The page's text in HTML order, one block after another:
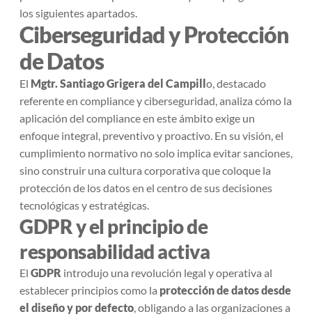
los siguientes apartados.
Ciberseguridad y Protección
de Datos
El Mgtr. Santiago Grigera del Campillo, destacado
referente en compliance y ciberseguridad, analiza cómo la
aplicación del compliance en este ámbito exige un
enfoque integral, preventivo y proactivo. En su visión, el
cumplimiento normativo no solo implica evitar sanciones,
sino construir una cultura corporativa que coloque la
protección de los datos en el centro de sus decisiones
tecnológicas y estratégicas.
GDPR y el principio de
responsabilidad activa
El GDPR introdujo una revolución legal y operativa al
establecer principios como la protección de datos desde
el diseño y por defecto, obligando a las organizaciones a